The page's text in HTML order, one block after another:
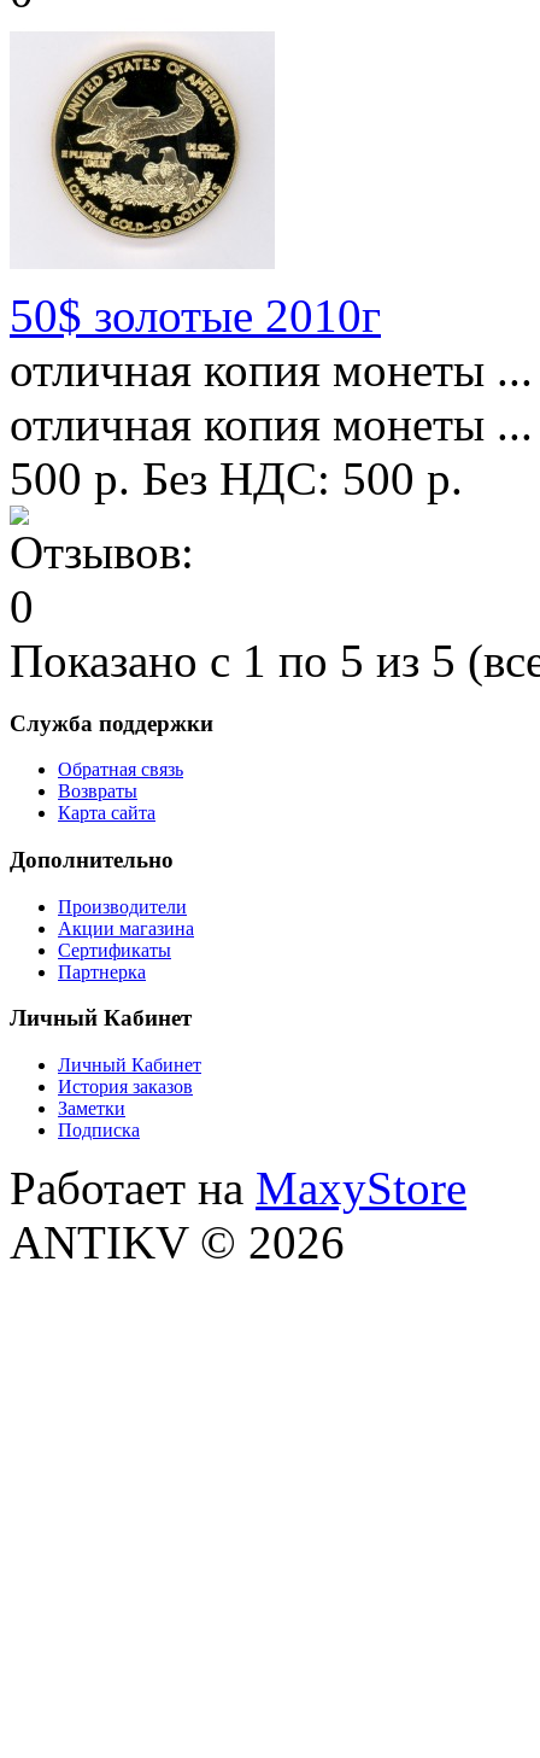
50$ золотые 2010г
отличная копия монеты ...
отличная копия монеты ...
500 р. Без НДС: 500 р.
Показано с 1 по 5 из 5
Служба поддержки
Обратная связь
Возвраты
Карта сайта
Дополнительно
Производители
Акции магазина
Сертификаты
Партнерка
Личный Кабинет
Личный Кабинет
История заказов
Заметки
Подписка
Работает на MaxyStore
ANTIKV © 2026